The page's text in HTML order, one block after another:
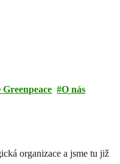
Greenpeace
O nás
organizace a jsme tu již